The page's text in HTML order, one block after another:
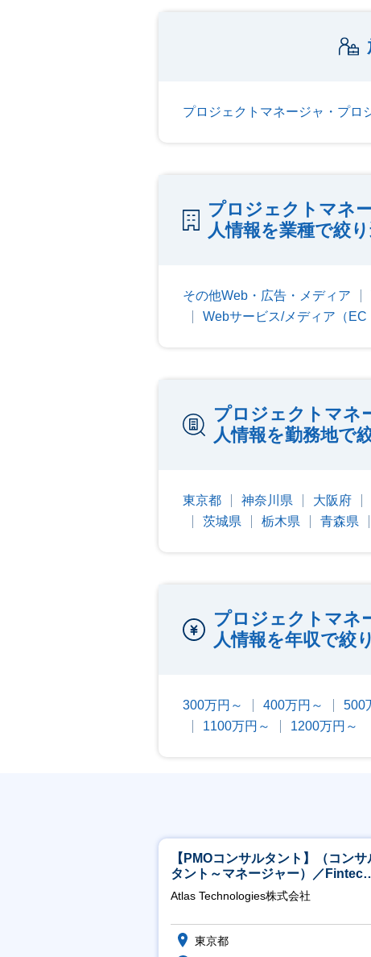
プロジェクトマネージャ・プロ
プロジェクトマネ
人情報を業種で絞
その他Web・広告・メディア
Webサービス/メディア（EC
プロジェクトマネ
人情報を勤務地で
東京都 神奈川県 大阪府
茨城県
栃木県 青森県
プロジェクトマネ
人情報を年収で絞
300万円～ 400万円～ 500
1100万円～
1200万円～
【PMOコンサルタント】（コンサ
タント～マネージャー）／Fintech
領域／設立5年弱で上場
Atlas Technologies株式会社
東京都